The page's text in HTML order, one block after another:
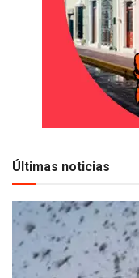
Últimas noticias